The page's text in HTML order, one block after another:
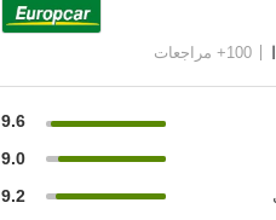
100+ مراجعات
9.6
9.0
9.2